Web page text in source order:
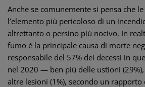
Anche se comunemente si pensa che
l’elemento più pericoloso di un
altrettanto o persino più nocivo. In
fumo è la principale causa di morte
responsabile del 57% dei decessi in
nel 2020 — ben più delle ustioni
altre lesioni (1%), secondo un